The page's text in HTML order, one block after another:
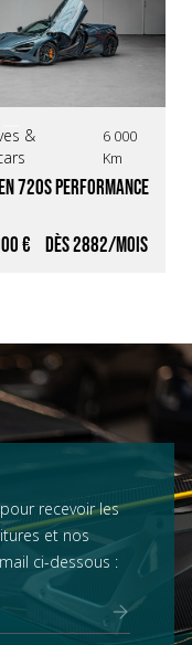
&
6 000
Km
720S Performance
€ 2882
recevoir les
et nos
ci-dessous :